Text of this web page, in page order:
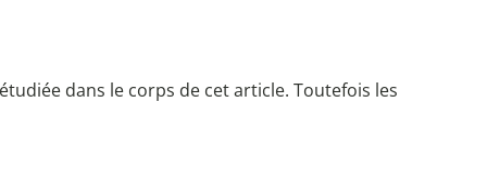
dans le corps de cet article. Toutefois les